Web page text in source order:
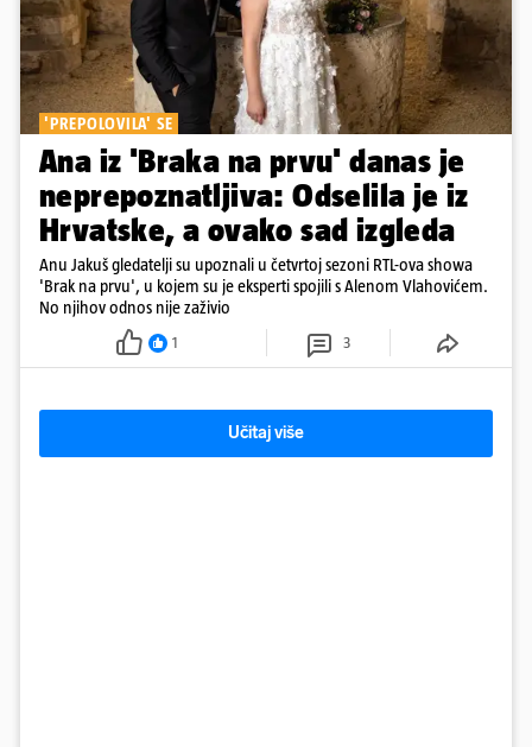
'PREPOLOVILA' SE
Ana iz 'Braka na prvu' danas je
neprepoznatljiva: Odselila je iz
Hrvatske, a ovako sad izgleda
Anu Jakuš gledatelji su upoznali u četvrtoj sezoni RTL-ova showa
'Brak na prvu', u kojem su je eksperti spojili s Alenom Vlahovićem.
No njihov odnos nije zaživio
1 3
Učitaj više